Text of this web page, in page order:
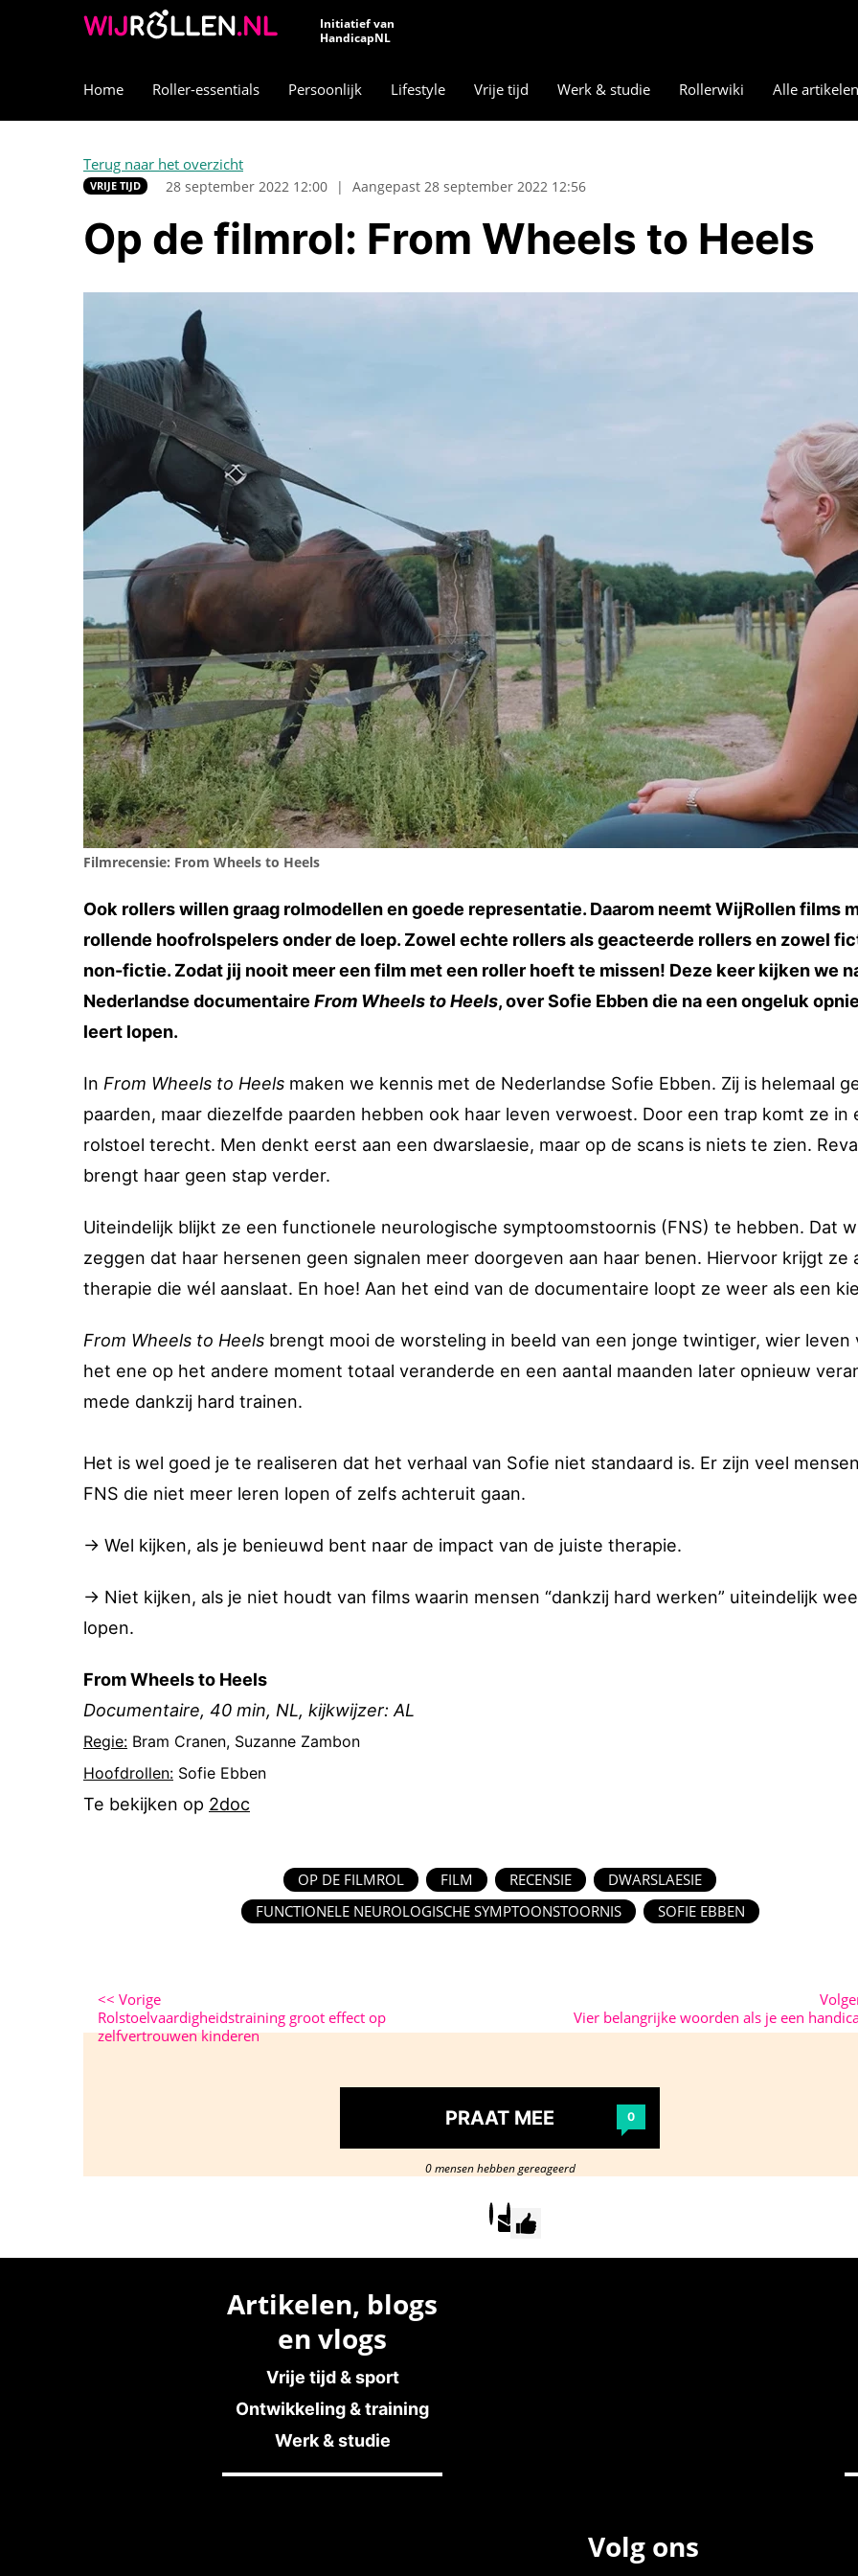
Initiatief van
HandicapNL
Home Roller-essentials Persoonlijk Lifestyle Vrije tijd Werk & studie Rollerwiki Alle artikelen
Terug naar het overzicht
VRIJE TIJD 28 september 2022 12:00 | Aangepast 28 september 2022 12:56
Op de filmrol: From Wheels to Heels
Filmrecensie: From Wheels to Heels
Ook rollers willen graag rolmodellen en goede representatie. Daarom neemt WijRollen films
rollende hoofrolspelers onder de loep. Zowel echte rollers als geacteerde rollers en zowel
non-fictie. Zodat jij nooit meer een film met een roller hoeft te missen! Deze keer kijken we
Nederlandse documentaire From Wheels to Heels, over Sofie Ebben die na een ongeluk
leert lopen.
In From Wheels to Heels maken we kennis met de Nederlandse Sofie Ebben. Zij is helemaal
paarden, maar diezelfde paarden hebben ook haar leven verwoest. Door een trap komt ze in
rolstoel terecht. Men denkt eerst aan een dwarslaesie, maar op de scans is niets te zien.
brengt haar geen stap verder.
Uiteindelijk blijkt ze een functionele neurologische symptoomstoornis (FNS) te hebben. Dat
zeggen dat haar hersenen geen signalen meer doorgeven aan haar benen. Hiervoor krijgt ze
therapie die wél aanslaat. En hoe! Aan het eind van de documentaire loopt ze weer als een
From Wheels to Heels brengt mooi de worsteling in beeld van een jonge twintiger, wier leven
het ene op het andere moment totaal veranderde en een aantal maanden later opnieuw
mede dankzij hard trainen.
Het is wel goed je te realiseren dat het verhaal van Sofie niet standaard is. Er zijn veel
FNS die niet meer leren lopen of zelfs achteruit gaan.
→ Wel kijken, als je benieuwd bent naar de impact van de juiste therapie.
→ Niet kijken, als je niet houdt van films waarin mensen “dankzij hard werken” uiteindelijk
lopen.
From Wheels to Heels
Documentaire, 40 min, NL, kijkwijzer: AL
Regie: Bram Cranen, Suzanne Zambon
Hoofdrollen: Sofie Ebben
Te bekijken op 2doc
OP DE FILMROL FILM RECENSIE
DWARSLAESIE
FUNCTIONELE NEUROLOGISCHE SYMPTOONSTOORNIS
SOFIE EBBEN
<< Vorige
Rolstoelvaardigheidstraining groot effect op
zelfvertrouwen kinderen
Vier belangrijke woorden als je een
PRAAT MEE 0
0 mensen hebben gereageerd
Artikelen, blogs
en vlogs
Vrije tijd & sport
Ontwikkeling & training
Werk & studie
Volg ons